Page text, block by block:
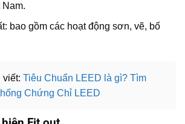
bao gồm các hoạt động sơn, vẽ, bố
viết: Tiêu Chuẩn LEED là gì? Tìm
Chứng Chỉ LEED